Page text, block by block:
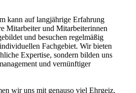
kann auf langjährige Erfahrung
Mitarbeiter und Mitarbeiterinnen
und besuchen regelmäßig
Fachgebiet. Wir bieten
Expertise, sondern bilden uns
und vernünftiger
wir uns mit genauso viel Ehrgeiz,